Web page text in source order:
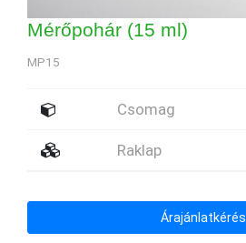
Mérőpohár (15 ml)
MP15
Csomag
Raklap
Árajánlatkérés